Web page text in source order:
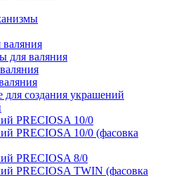
для валяния
для создания украшений
PRECIOSA 10/0
PRECIOSA 10/0 (фасовка
PRECIOSA 8/0
PRECIOSA TWIN (фасовка